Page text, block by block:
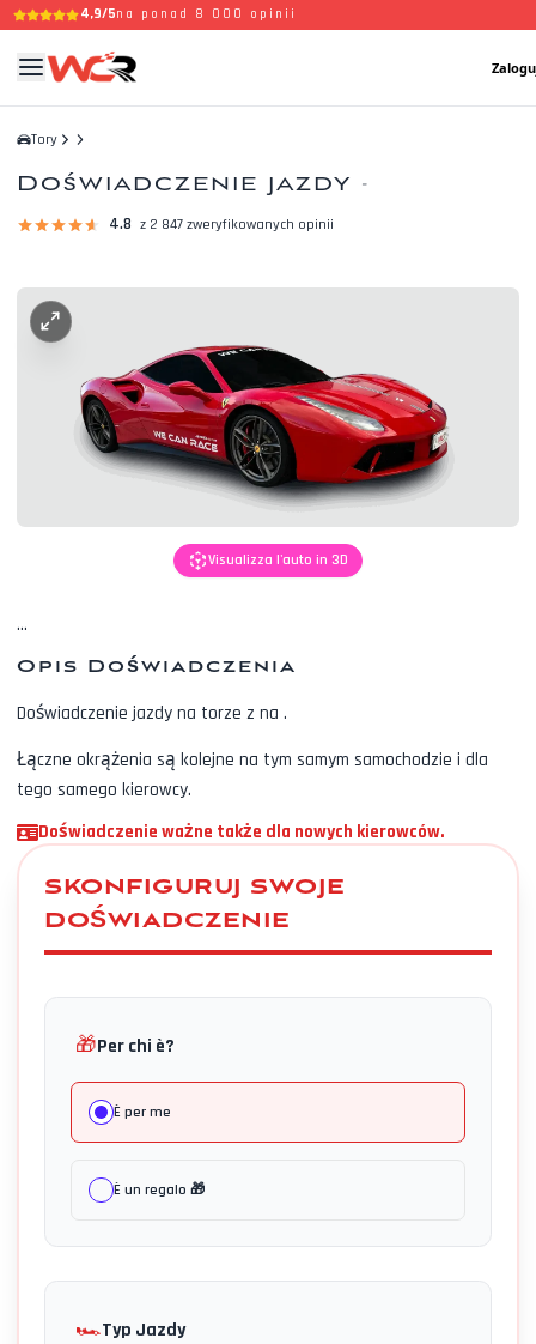
4,9/5na ponad 8 000 opinii
Tory
Doświadczenie jazdy -
4.8 z 2 847 zweryfikowanych opinii
Visualizza l'auto in 3D
...
Opis Doświadczenia
Doświadczenie jazdy na torze z na .
Łączne okrążenia są kolejne na tym samym samochodzie i dla
tego samego kierowcy.
Doświadczenie ważne także dla nowych kierowców.
SKONFIGURUJ SWOJE
DOŚWIADCZENIE
🎁Per chi è?
È per me
È un regalo 🎁
🏎️Typ Jazdy